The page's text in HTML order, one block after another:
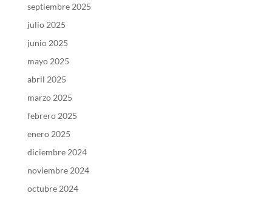
septiembre 2025
julio 2025
junio 2025
mayo 2025
abril 2025
marzo 2025
febrero 2025
enero 2025
diciembre 2024
noviembre 2024
octubre 2024